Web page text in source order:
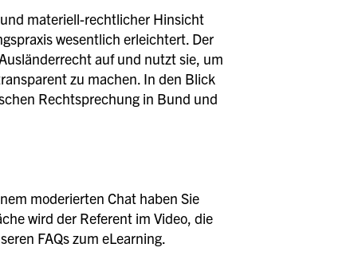
materiell-rechtlicher Hinsicht
wesentlich erleichtert. Der
auf und nutzt sie, um
zu machen. In den Blick
Rechtsprechung in Bund und
moderierten Chat haben Sie
wird der Referent im Video, die
FAQs zum eLearning.